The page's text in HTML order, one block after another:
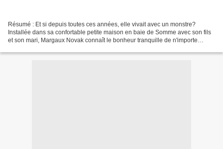
Résumé : Et si depuis toutes ces années, elle vivait avec un monstre?
Installée dans sa confortable petite maison en baie de Somme avec son fils
et son mari, Margaux Novak connaît le bonheur tranquille de n'importe